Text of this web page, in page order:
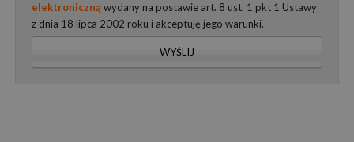
elektroniczną wydany na postawie art. 8 ust. 1 pkt 1 Ustawy
z dnia 18 lipca 2002 roku i akceptuję jego warunki.
WYŚLIJ